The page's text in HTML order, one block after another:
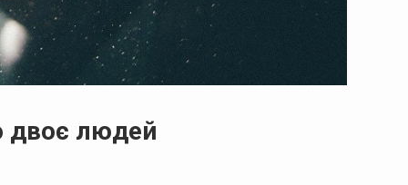
двоє людей